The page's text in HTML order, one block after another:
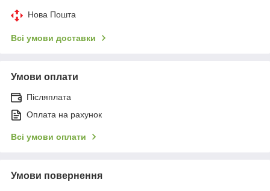
Нова Пошта
Всі умови доставки
Умови оплати
Післяплата
Оплата на рахунок
Всі умови оплати
Умови повернення